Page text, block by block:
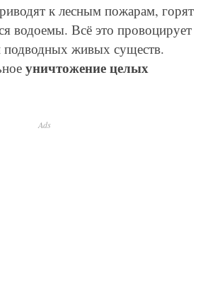
к лесным пожарам, горят
водоемы. Всё это провоцирует
подводных живых существ.
уничтожение целых
Ads